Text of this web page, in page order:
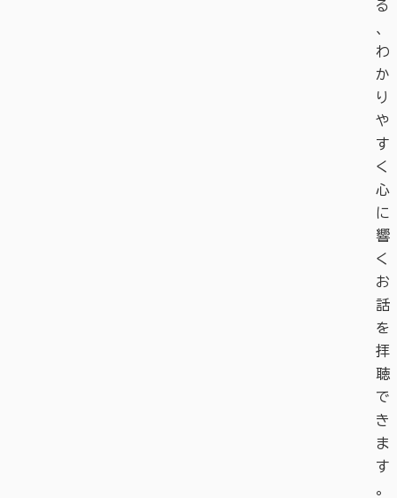
る
、
わ
か
り
や
す
く
心
に
響
く
お
話
を
拝
聴
で
き
ま
す
。